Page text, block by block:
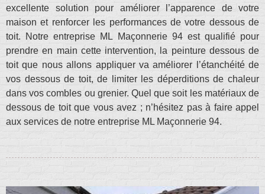
excellente solution pour améliorer l’apparence de votre
maison et renforcer les performances de votre dessous de
toit. Notre entreprise ML Maçonnerie 94 est qualifié pour
prendre en main cette intervention, la peinture dessous de
toit que nous allons appliquer va améliorer l’étanchéité de
vos dessous de toit, de limiter les déperditions de chaleur
dans vos combles ou grenier. Quel que soit les matériaux de
dessous de toit que vous avez ; n’hésitez pas à faire appel
aux services de notre entreprise ML Maçonnerie 94.